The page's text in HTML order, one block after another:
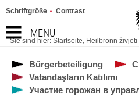
MENU
Schriftgröße Contrast
Sie sind hier: Startseite, Heilbronn živjeti
Bürgerbeteiligung
Vatandaşların Katılımı
Участие горожан в